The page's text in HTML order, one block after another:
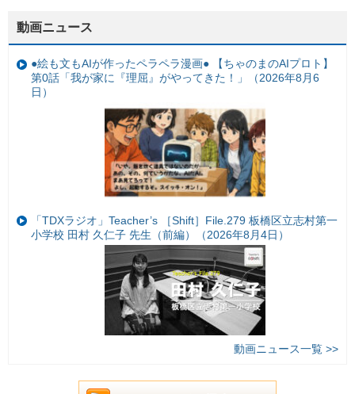
動画ニュース
●絵も文もAIが作ったペラペラ漫画● 【ちゃのまのAIプロト】
第0話「我が家に『理屈』がやってきた！」（2026年8月6
日）
「TDXラジオ」Teacher’s ［Shift］File.279 板橋区立志村第一
小学校 田村 久仁子 先生（前編）（2026年8月4日）
動画ニュース一覧 >>